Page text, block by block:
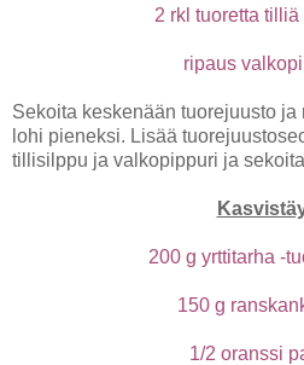
2 rkl tuoretta
ripaus
Sekoita keskenään tuorejuusto
lohi pieneksi. Lisää
tillisilppu ja valkopippuri ja
200 g yrttitarha -
150 g
1/2 oranssi